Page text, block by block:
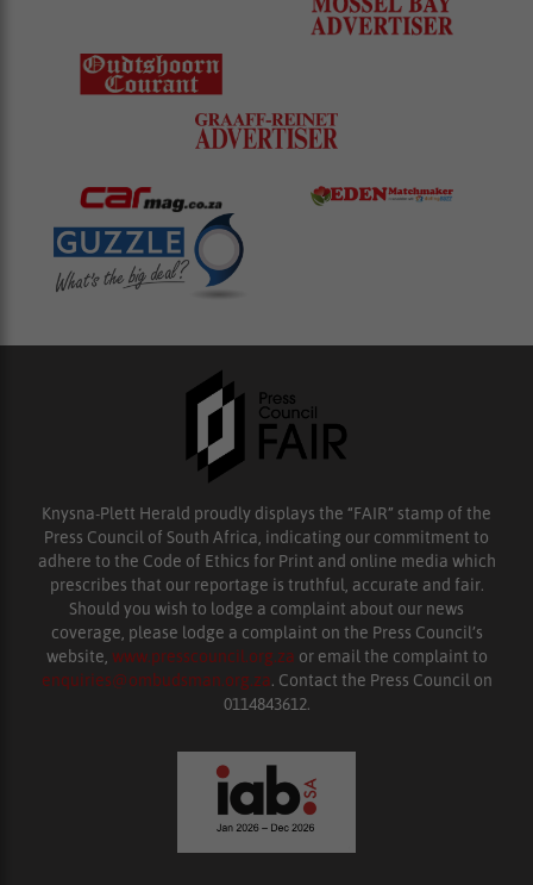
Knysna-Plett Herald proudly displays the “FAIR” stamp of the
Press Council of South Africa, indicating our commitment to
adhere to the Code of Ethics for Print and online media which
prescribes that our reportage is truthful, accurate and fair.
Should you wish to lodge a complaint about our news
coverage, please lodge a complaint on the Press Council’s
website, www.presscouncil.org.za or email the complaint to
enquiries@ombudsman.org.za. Contact the Press Council on
0114843612.